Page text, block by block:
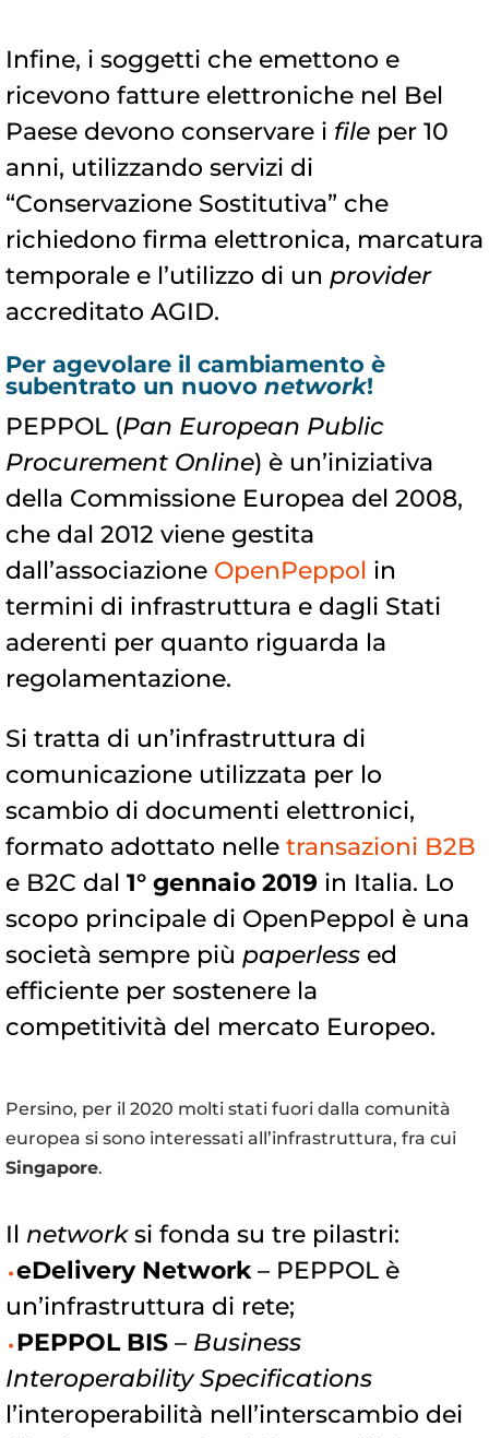
Infine, i soggetti che emettono e
ricevono fatture elettroniche nel Bel
Paese devono conservare i file per 10
anni, utilizzando servizi di
“Conservazione Sostitutiva” che
richiedono firma elettronica, marcatura
temporale e l’utilizzo di un provider
accreditato AGID.
Per agevolare il cambiamento è
subentrato un nuovo network!
PEPPOL (Pan European Public
Procurement Online) è un’iniziativa
della Commissione Europea del 2008,
che dal 2012 viene gestita
dall’associazione OpenPeppol in
termini di infrastruttura e dagli Stati
aderenti per quanto riguarda la
regolamentazione.
Si tratta di un’infrastruttura di
comunicazione utilizzata per lo
scambio di documenti elettronici,
formato adottato nelle transazioni B2B
e B2C dal 1° gennaio 2019 in Italia. Lo
scopo principale di OpenPeppol è una
società sempre più paperless ed
efficiente per sostenere la
competitività del mercato Europeo.
Persino, per il 2020 molti stati fuori dalla comunità
europea si sono interessati all’infrastruttura, fra cui
Singapore.
Il networksi fonda su tre pilastri:
eDelivery Network– PEPPOL è
un’infrastruttura di rete;
PEPPOL BIS – Business
Interoperability Specifications
l’interoperabilità nell’interscambio dei